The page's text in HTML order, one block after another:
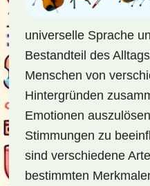
universelle Sprache
Bestandteil des
Menschen von
Hintergründen
Emotionen
Stimmungen zu
sind verschiedene
bestimmten